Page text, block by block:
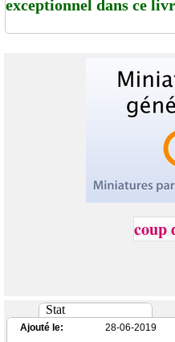
exceptionnel dans ce
coup
Stat
Ajouté le: 28-06-2019